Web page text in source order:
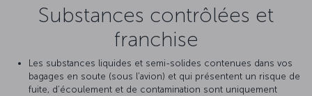
Substances contrôlées et
franchise
Les substances liquides et semi-solides contenues dans vos
bagages en soute (sous l’avion) et qui présentent un risque de
fuite, d’écoulement et de contamination sont uniquement